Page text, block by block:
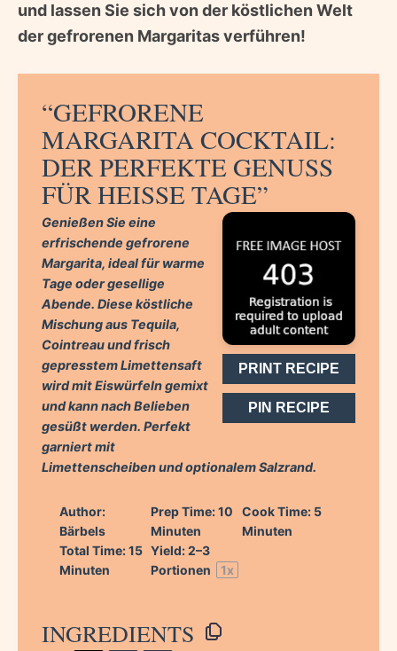
und lassen Sie sich von der köstlichen Welt
der gefrorenen Margaritas verführen!
“GEFRORENE
MARGARITA COCKTAIL:
DER PERFEKTE GENUSS
FÜR HEISSE TAGE”
PRINT RECIPE
PIN RECIPE
Genießen Sie eine
erfrischende gefrorene
Margarita, ideal für warme
Tage oder gesellige
Abende. Diese köstliche
Mischung aus Tequila,
Cointreau und frisch
gepresstem Limettensaft
wird mit Eiswürfeln gemixt
und kann nach Belieben
gesüßt werden. Perfekt
garniert mit
Limettenscheiben und optionalem Salzrand.
Author:
Bärbels
Prep Time:10
Minuten
Cook Time: 5
Minuten
Total Time:15
Minuten
Yield:2–3
Portionen
1x
INGREDIENTS